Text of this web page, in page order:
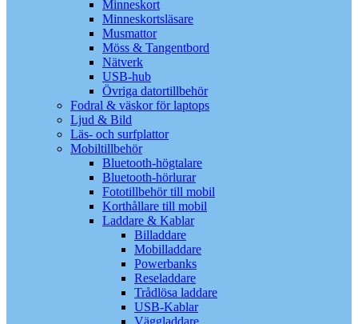
Minneskort
Minneskortsläsare
Musmattor
Möss & Tangentbord
Nätverk
USB-hub
Övriga datortillbehör
Fodral & väskor för laptops
Ljud & Bild
Läs- och surfplattor
Mobiltillbehör
Bluetooth-högtalare
Bluetooth-hörlurar
Fototillbehör till mobil
Korthållare till mobil
Laddare & Kablar
Billaddare
Mobilladdare
Powerbanks
Reseladdare
Trådlösa laddare
USB-Kablar
Väggladdare